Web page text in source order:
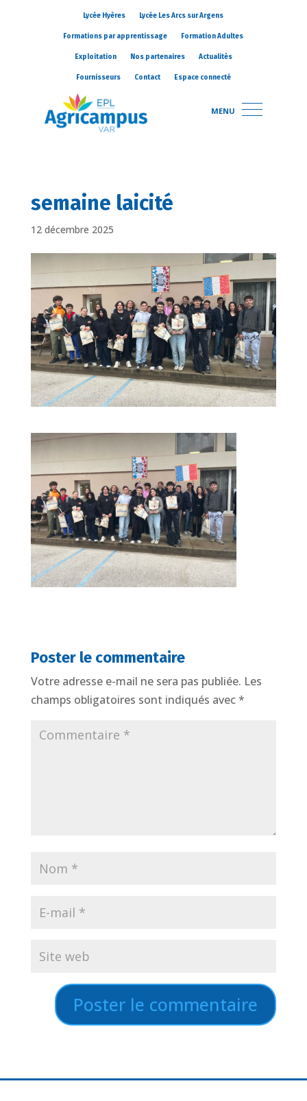
Lycée Hyères Lycée Les Arcs sur Argens
Formations par apprentissage Formation Adultes
Exploitation Nos partenaires Actualités
Fournisseurs Contact Espace connecté
MENU
semaine laicité
12 décembre 2025
Poster le commentaire
Votre adresse e-mail ne sera pas publiée. Les
champs obligatoires sont indiqués avec*